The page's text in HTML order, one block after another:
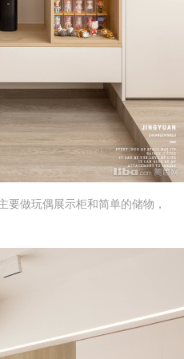
要做玩偶展示柜和简单的储物，